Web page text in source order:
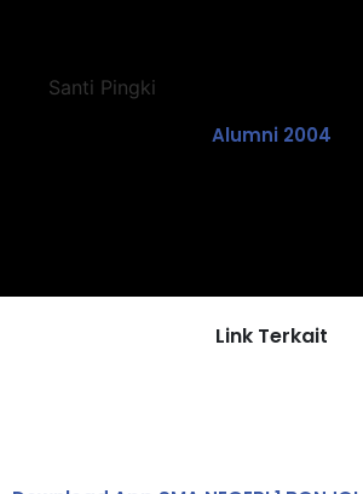
Santi Pingki
Alumni 2004
Link Terkait